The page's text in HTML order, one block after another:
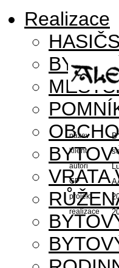
Realizace
VRATA
název
klient
autoři
GP
projekt
realizace